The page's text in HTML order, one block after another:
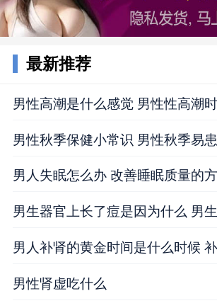
最新推荐
男性高潮是什么感觉 男性性高潮
男性秋季保健小常识 男性秋季易
男人失眠怎么办 改善睡眠质量的
男生器官上长了痘是因为什么 男
男人补肾的黄金时间是什么时候
男性肾虚吃什么